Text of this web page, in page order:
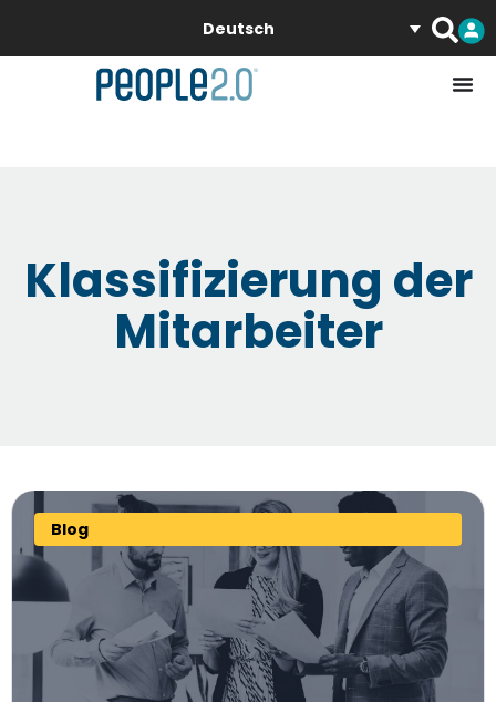
Deutsch
Klassifizierung der
Mitarbeiter
Blog